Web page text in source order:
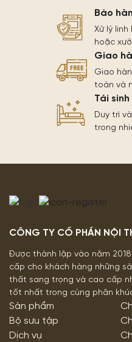
Bảo
Xử lý
hoặc
Giao
Giao
toàn và
Tái
Duy trì
trong
CÔNG TY CỔ PHẦN NỘI
Được thành lập vào năm
cấp cho khách hàng những
thất sang trọng và cao cấp
tốt nhất trong cùng phân
Sản phẩm
Bộ sưu tập
Dịch vụ